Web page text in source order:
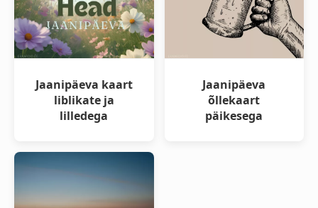
Jaanipäeva kaart
liblikate ja
lilledega
Jaanipäeva
õllekaart
päikesega